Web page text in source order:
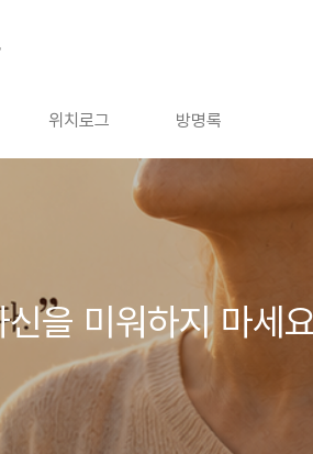
위치로그 방명록
을 미워하지 마세